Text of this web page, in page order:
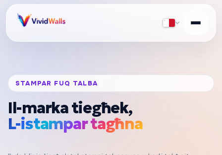
STAMPAR FUQ TALBA
Il-marka tiegħek,
L-istampar tagħna